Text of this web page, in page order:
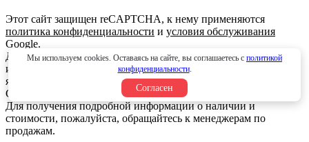
Этот сайт защищен reCAPTCHA, к нему применяются
политика конфиденциальности и условия обслуживания
Google.
Данный интернет сайт носит исключительно
информационный характер и вся информация на нем не
является публичной офертой, определяемой положениями
Статьи 437 (2) Гражданского кодекса Российской Федерации.
Для получения подробной информации о наличии и
стоимости, пожалуйста, обращайтесь к менеджерам по
продажам.
Мы используем cookies. Оставаясь на сайте, вы соглашаетесь с политикой
конфиденциальности.
Согласен